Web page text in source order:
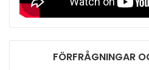
FÖRFRÅGNINGAR